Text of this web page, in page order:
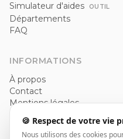
Simulateur d'aides
OUTIL
Départements
FAQ
INFORMATIONS
À propos
Contact
Mentions légales
CGU🍪 Respect de votre vie
Nous utilisons des cookies